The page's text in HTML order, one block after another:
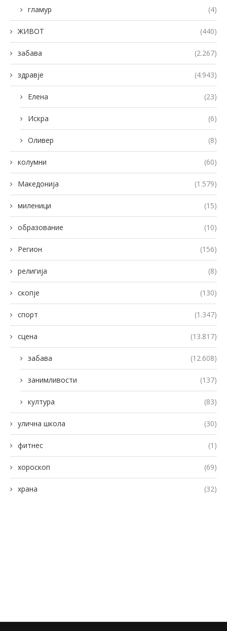
гламур (4)
ЖИВОТ (440)
забава (2.267)
здравје (4.943)
Елена (23)
Искра (6)
Оливер (8)
колумни (60)
Македонија (1.579)
миленици (15)
образование (10)
Регион (156)
религија (8)
скопје (130)
спорт (1.347)
сцена (13.817)
забава (12.608)
занимливости (137)
култура (83)
улична школа (30)
фитнес (1)
хороскоп (69)
храна (32)